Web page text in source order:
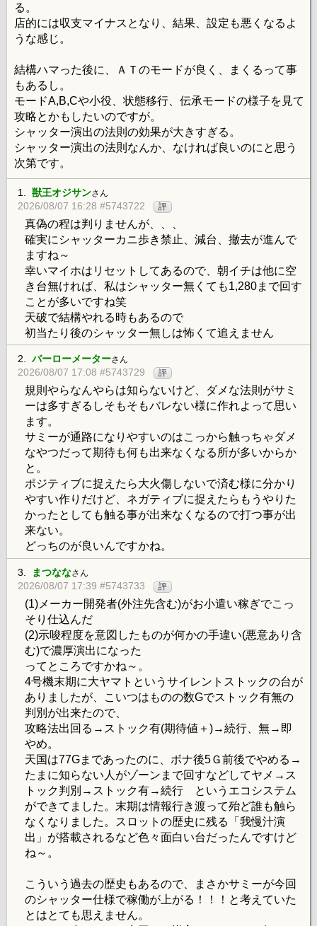
る。
店的には収支マイナスとなり、結果、設定も悪くなるよ
うな感じ。
結構ハマった後に、ＡＴのモードが良く、まくるって事
もあるし。
モードA,B,Cや小役、状態移行、伝承モードの様子を見て
攻略とかもしたいのですが。
シャッター演出の法則の効果が大きすぎる。
シャッター演出の法則なんか、なければ良いのにと思う
次第です。
1. 獣王オジサンさん
2026/08/07 16:28 #5743722 評
真偽の程は判りませんが、、、
確実にシャッターカニ歩き禁止、減台、撤去が進んで
ますね～
幸いマイホはリセットしてあるので、朝イチは他に空
き台無ければ、私はシャッター無くても1,280まで回す
ことが多いですね笑
天破で結構やれる時もあるので
初当たり後のシャッター無しは怖くて追えません
2. バーローメーターさん
2026/08/07 17:08 #5743729 評
規則やらなんやらは知らないけど、ダメな法則がサミ
ーは多すぎるしそもそもバレない様に作れよって思い
ます。
サミーが通路になりやすいのはこっから触っちゃダメ
なやつだって期待も何も出来なくなる所が多いからか
と。
ポジティブに捉えたら大火傷しないで済む様に分かり
やすい作りだけど、ネガティブに捉えたらもうやりた
かったとしても触る事が出来なくなるので打つ事が出
来ない。
どっちのが良いんですかね。
3. まつななさん
2026/08/07 17:39 #5743733 評
(1)メーカー開発者(外注先含む)がお小遣い稼ぎでこっ
そり仕込んだ
(2)示唆程度を意図したものが何かの手違い(悪意あり含
む)で濃厚演出になった
ってところですかね～。
4号機末期に大ヤマトというサイレントストックの台が
ありましたが、こいつはものの数Gでストック有無の
判別が出来たので、
攻略法出回る→ストック有(期待値＋)→続行、無→即
やめ。
天国は77Gまであったのに、ボナ後5Ｇ前後でやめる→
たまに知らない人がゾーンまで回すなどしてヤメ→ス
トック判別→ストック有→続行 というエコシステム
ができてました。末期は情報行き渡って殆ど誰も触ら
なくなりました。スロットの歴史に残る「我慢汁演
出」が搭載されるなど色々面白い台だったんですけど
ね～。
こういう過去の歴史もあるので、まさかサミーが今回
のシャッター仕様で稼働が上がる！！！と考えていた
とはとても思えません。